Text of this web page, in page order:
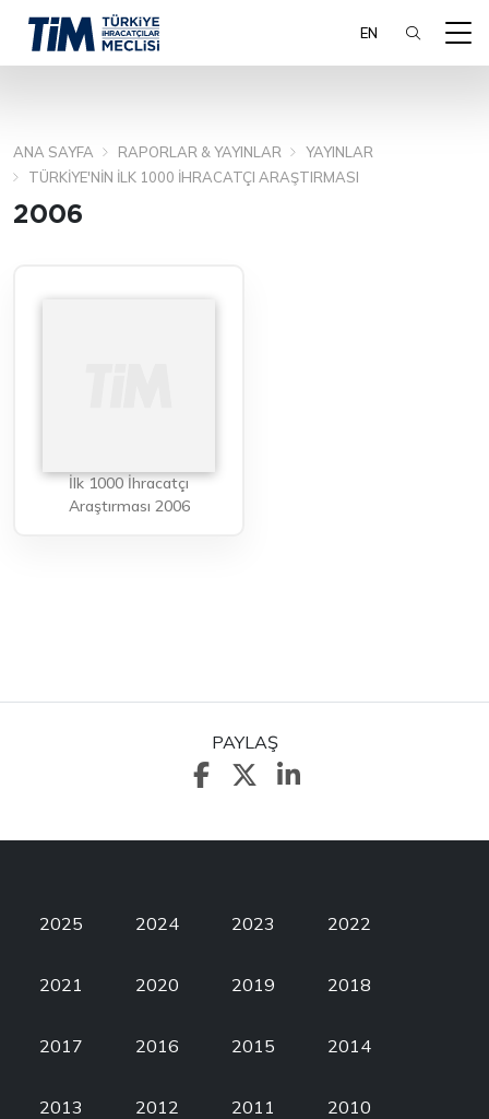
EN
ARA
ANA SAYFA RAPORLAR & YAYINLAR
YAYINLAR
TÜRKIYE'NIN İLK 1000 İHRACATÇI ARAŞTIRMASI
2006
İlk 1000 İhracatçı
Araştırması 2006
PAYLAŞ
2025 2024 2023 2022
2021 2020 2019 2018
2017 2016 2015 2014
2013 2012 2011 2010